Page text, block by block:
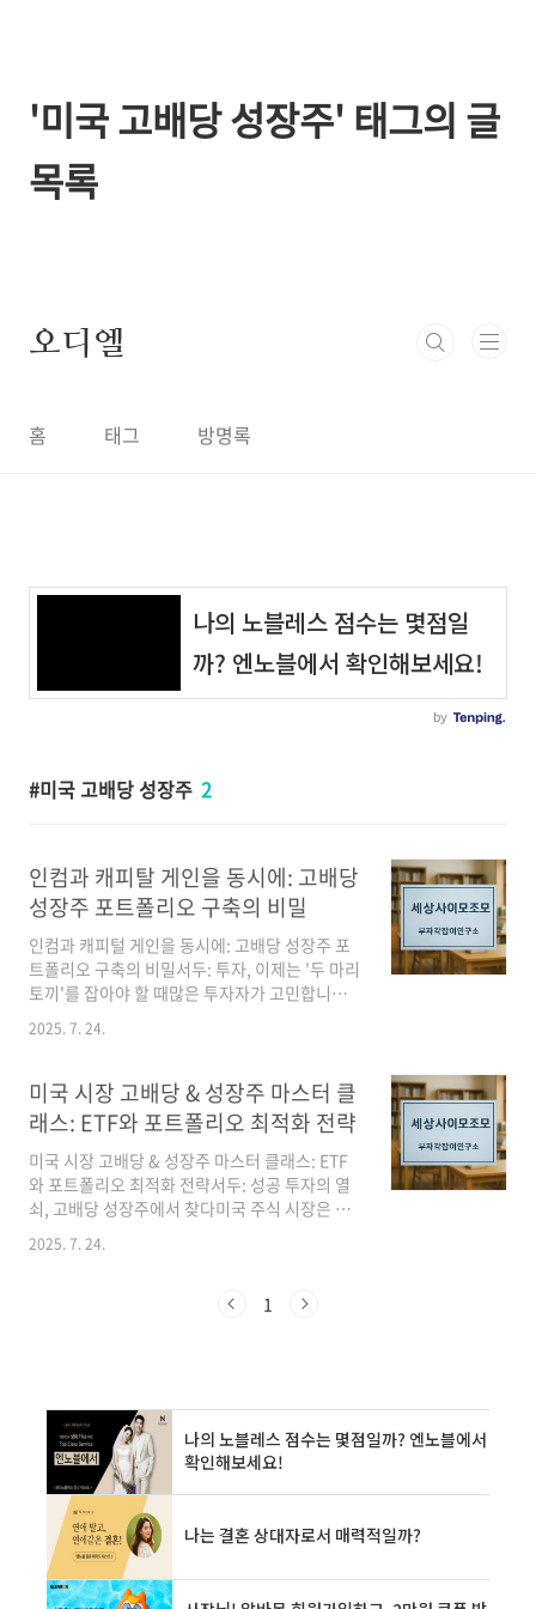
'미국 고배당 성장주' 태그의 글
목록
오디엘
홈 태그 방명록
미국 고배당 성장주 2
인컴과 캐피탈 게인을 동시에: 고배당
성장주 포트폴리오 구축의 비밀
인컴과 캐피털 게인을 동시에: 고배당 성장주 포
트폴리오 구축의 비밀서두: 투자, 이제는 '두 마리
토끼'를 잡아야 할 때많은 투자자가 고민합니다.
안정적인 현금 흐름을 위한 배당주에 투자해야
할까, 아니면 높은 자산 증식을 위한 성장주에 투
명한 투자자들은 이 두 가지 목표를 동시에 추구
하는 방법을 알고 있습니다. 바로 고배당 성장주
에 주목하는 것입니다.저희 블로그는 단순한 투
자 정보의 나열을 넘어, 여러분의 투자 여정에 실
질적인 변화를 가져올 깊이 있는 통찰을 제공합
니다. 증권 전문가, 투자증권 연구원, 경영학 박사
교수님, 언론 전문 기자 등 각 분야 최고 전문가들
의 노하우와 분석을 통해, 여러분도 '인컴
2025. 7. 24.
미국 시장 고배당 & 성장주 마스터 클
래스: ETF와 포트폴리오 최적화 전략
미국 시장 고배당 & 성장주 마스터 클래스: ETF
와 포트폴리오 최적화 전략서두: 성공 투자의 열
쇠, 고배당 성장주에서 찾다미국 주식 시장은 전
세계 투자자들에게 꿈의 무대입니다. 특히 고배
당주의 안정적인 인컴과 성장주의 폭발적인 캐피
의 로망이죠. 하지만 복잡한 시장 속에서 나만의
넘어, 여러분의 성공 투자를 위한 마스터 클래스
를 제공합니다. 증권 전문가, 투자가 집단 연구원,
경영학 박사 교수님, 언론 전문 기자 등 각 분야의
최고 전문가들이 모여 심도 있는 분석과 실질적..
2025. 7. 24.
1